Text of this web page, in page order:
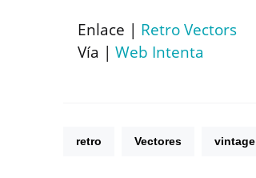
Enlace | Retro Vectors
Vía | Web Intenta
retro Vectores vintage